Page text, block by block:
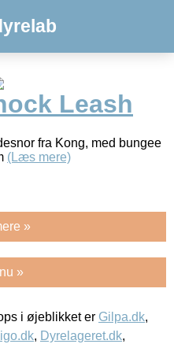
Leash
fra Kong, med bungee
(Læs mere)
»
»
i øjeblikket er Gilpa.dk,
, Dyrelageret.dk,